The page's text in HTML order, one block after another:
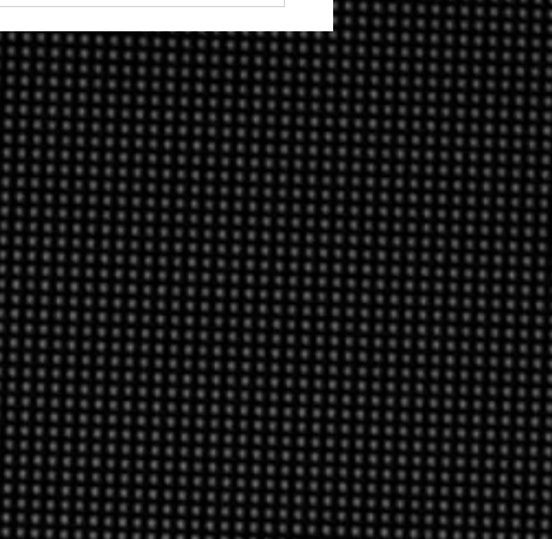
continua
dinheiro